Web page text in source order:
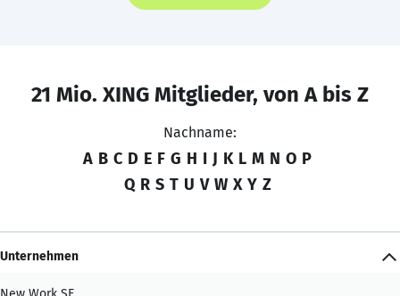
21 Mio. XING Mitglieder, von A bis Z
Nachname:
A B C D E F G H I J K L M N O P
Q R S T U V W X Y Z
Unternehmen